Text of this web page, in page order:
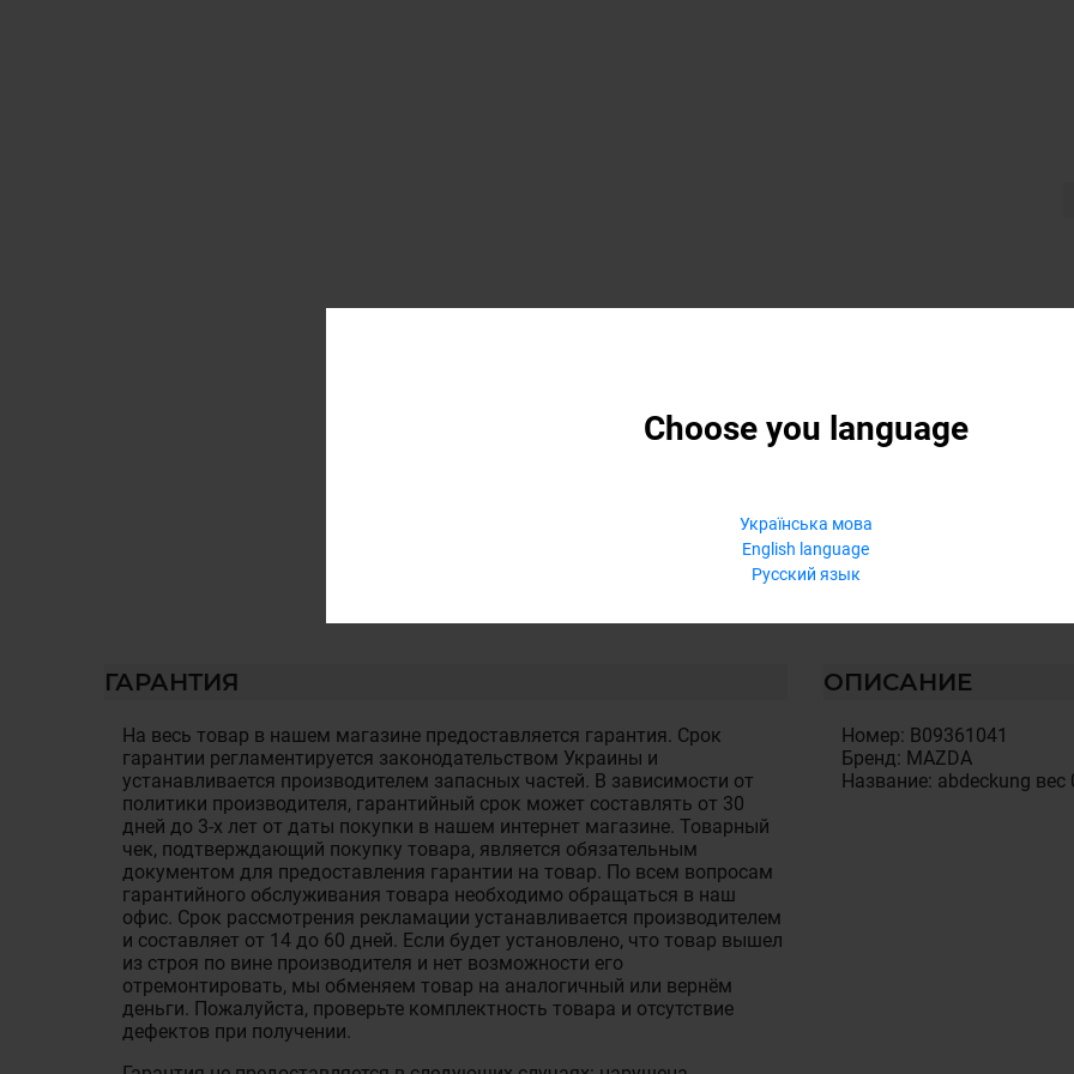
Choose you language
Українська мова
English language
Русский язык
ГАРАНТИЯ
На весь товар в нашем магазине предоставляется гарантия. Срок
гарантии регламентируется законодательством Украины и
устанавливается производителем запасных частей. В зависимости от
политики производителя, гарантийный срок может составлять от 30
дней до 3-х лет от даты покупки в нашем интернет магазине. Товарный
чек, подтверждающий покупку товара, является обязательным
документом для предоставления гарантии на товар. По всем вопросам
гарантийного обслуживания товара необходимо обращаться в наш
офис. Срок рассмотрения рекламации устанавливается производителем
и составляет от 14 до 60 дней. Если будет установлено, что товар вышел
из строя по вине производителя и нет возможности его
отремонтировать, мы обменяем товар на аналогичный или вернём
деньги. Пожалуйста, проверьте комплектность товара и отсутствие
дефектов при получении.
ОПИСАНИЕ
Номер: B09361041
Бренд: MAZDA
Название: abdeckung вес